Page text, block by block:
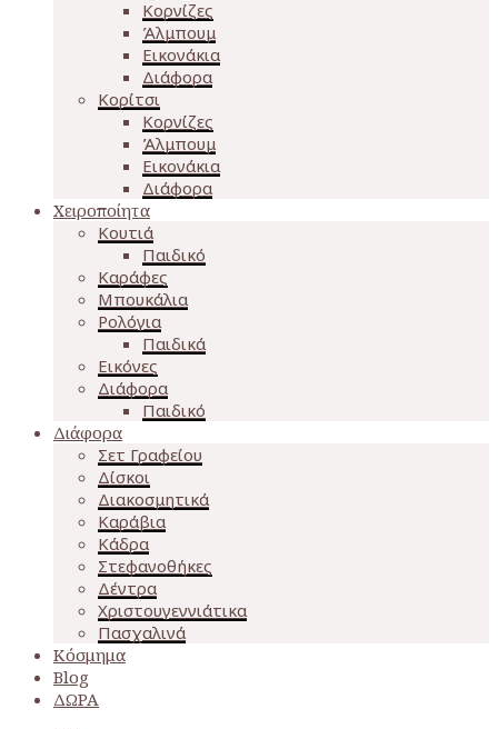
Κορνίζες
Άλμπουμ
Εικονάκια
Διάφορα
Κορίτσι
Κορνίζες
Άλμπουμ
Εικονάκια
Διάφορα
Χειροποίητα
Κουτιά
Παιδικό
Καράφες
Μπουκάλια
Ρολόγια
Παιδικά
Εικόνες
Διάφορα
Παιδικό
Διάφορα
Σετ Γραφείου
Δίσκοι
Διακοσμητικά
Καράβια
Κάδρα
Στεφανοθήκες
Δέντρα
Χριστουγεννιάτικα
Πασχαλινά
Κόσμημα
Blog
ΔΩΡΑ